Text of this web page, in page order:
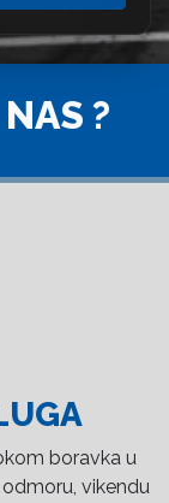
?
boravka u
vikendu